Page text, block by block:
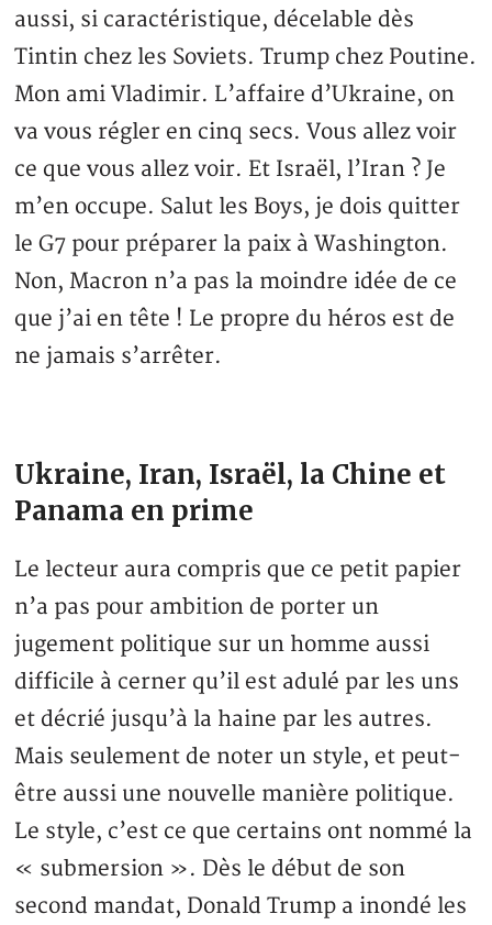
aussi, si caractéristique, décelable dès
Tintin chez les Soviets. Trump chez Poutine.
Mon ami Vladimir. L’affaire d’Ukraine, on
va vous régler en cinq secs. Vous allez voir
ce que vous allez voir. Et Israël, l’Iran ? Je
m’en occupe. Salut les Boys, je dois quitter
le G7 pour préparer la paix à Washington.
Non, Macron n’a pas la moindre idée de ce
que j’ai en tête ! Le propre du héros est de
ne jamais s’arrêter.
Ukraine, Iran, Israël, la Chine et
Panama en prime
Le lecteur aura compris que ce petit papier
n’a pas pour ambition de porter un
jugement politique sur un homme aussi
difficile à cerner qu’il est adulé par les uns
et décrié jusqu’à la haine par les autres.
Mais seulement de noter un style, et peut-
être aussi une nouvelle manière politique.
Le style, c’est ce que certains ont nommé la
« submersion ». Dès le début de son
second mandat, Donald Trump a inondé les